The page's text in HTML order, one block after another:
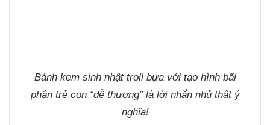
Bánh kem sinh nhật troll bựa với tạo hình bãi
phân trẻ con “dễ thương” là lời nhắn nhủ thật ý
nghĩa!